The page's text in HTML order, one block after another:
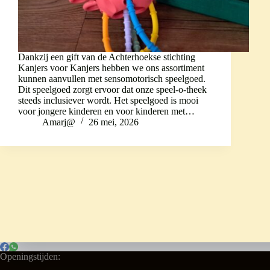
Dankzij een gift van de Achterhoekse stichting
Kanjers voor Kanjers hebben we ons assortiment
kunnen aanvullen met sensomotorisch speelgoed.
Dit speelgoed zorgt ervoor dat onze speel-o-theek
steeds inclusiever wordt. Het speelgoed is mooi
voor jongere kinderen en voor kinderen met…
Amarj@
26 mei, 2026
Openingstijden: